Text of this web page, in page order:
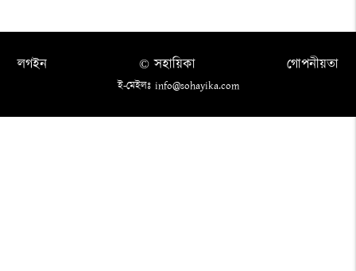
লগইন গোপনীয়তা
© সহায়িকা
ই-মেইলঃ info@sohayika.com